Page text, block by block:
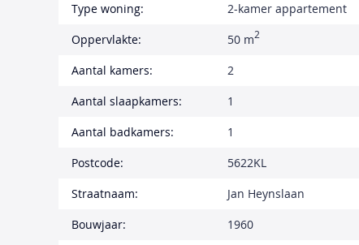
Type woning:
2-kamer appartement
Oppervlakte:
50 m2
Aantal kamers:
2
Aantal slaapkamers:
1
Aantal badkamers:
1
Postcode:
5622KL
Straatnaam:
Jan Heynslaan
Bouwjaar:
1960